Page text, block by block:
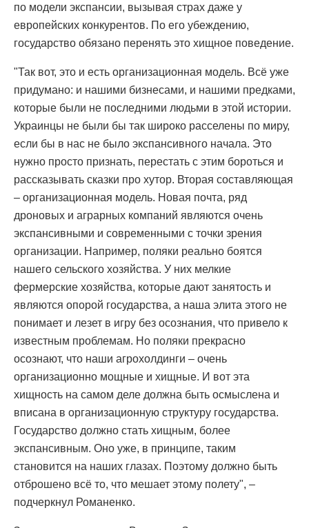
по модели экспансии, вызывая страх даже у
европейских конкурентов. По его убеждению,
государство обязано перенять это хищное поведение.
"Так вот, это и есть организационная модель. Всё уже
придумано: и нашими бизнесами, и нашими предками,
которые были не последними людьми в этой истории.
Украинцы не были бы так широко расселены по миру,
если бы в нас не было экспансивного начала. Это
нужно просто признать, перестать с этим бороться и
рассказывать сказки про хутор. Вторая составляющая
– организационная модель. Новая почта, ряд
дроновых и аграрных компаний являются очень
экспансивными и современными с точки зрения
организации. Например, поляки реально боятся
нашего сельского хозяйства. У них мелкие
фермерские хозяйства, которые дают занятость и
являются опорой государства, а наша элита этого не
понимает и лезет в игру без осознания, что привело к
известным проблемам. Но поляки прекрасно
осознают, что наши агрохолдинги – очень
организационно мощные и хищные. И вот эта
хищность на самом деле должна быть осмыслена и
вписана в организационную структуру государства.
Государство должно стать хищным, более
экспансивным. Оно уже, в принципе, таким
становится на наших глазах. Поэтому должно быть
отброшено всё то, что мешает этому полету", –
подчеркнул Романенко.